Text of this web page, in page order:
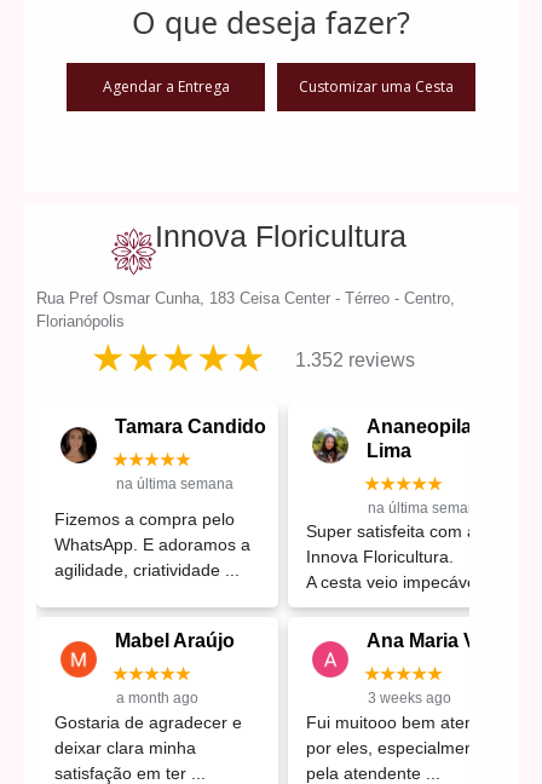
O que deseja fazer?
Agendar a Entrega Customizar uma Cesta
Innova Floricultura
Rua Pref Osmar Cunha, 183 Ceisa Center - Térreo - Centro,
Florianópolis
★★★★★ 1.352 reviews
Tamara Candido
★★★★★
na última semana
Fizemos a compra pelo
WhatsApp. E adoramos a
agilidade, criatividade
Ananeopilates
Lima
★★★★★
na última semana
Super satisfeita com a
Innova Floricultura.
A cesta veio impecável,
Mabel Araújo
★★★★★
a month ago
Gostaria de agradecer e
deixar clara minha
satisfação em ter
Ana Maria Vieira
★★★★★
3 weeks ago
Fui muitooo bem atendida
por eles, especialmente
pela atendente